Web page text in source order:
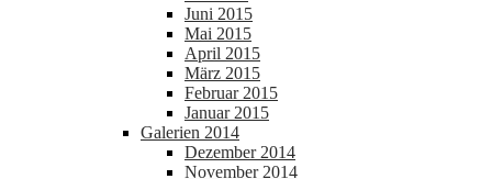
Juni 2015
Mai 2015
April 2015
März 2015
Februar 2015
Januar 2015
Galerien 2014
Dezember 2014
November 2014